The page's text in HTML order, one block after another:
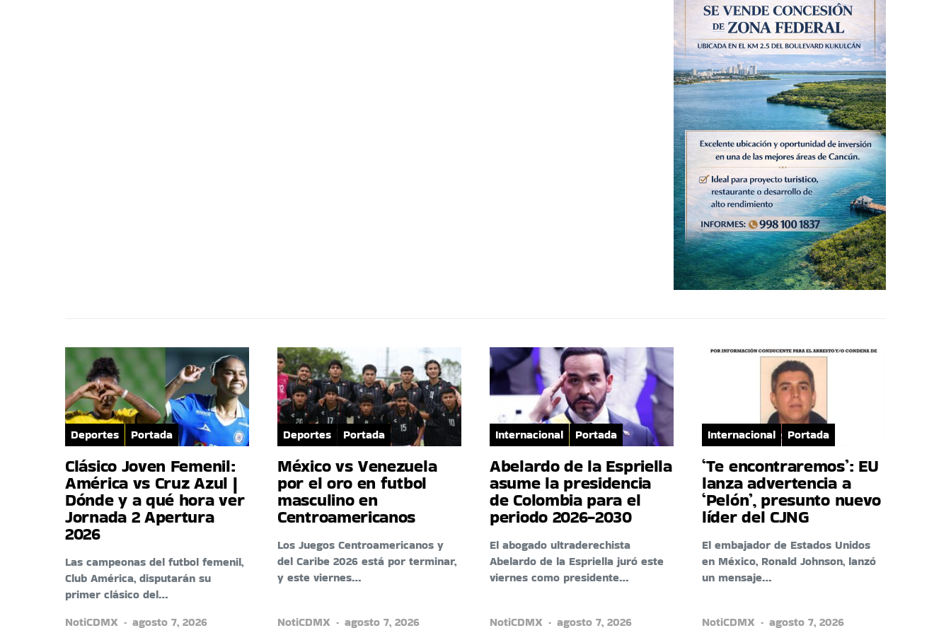
Deportes Portada
Clásico Joven Femenil:
América vs Cruz Azul |
Dónde y a qué hora ver
Jornada 2 Apertura
2026
Las campeonas del futbol femenil,
Club América, disputarán su
primer clásico del…
NotiCDMX
agosto 7, 2026
Deportes Portada
México vs Venezuela
por el oro en futbol
masculino en
Centroamericanos
Los Juegos Centroamericanos y
del Caribe 2026 está por terminar,
y este viernes…
NotiCDMX agosto 7, 2026
Internacional Portada
Abelardo de la Espriella
asume la presidencia
de Colombia para el
periodo 2026-2030
El abogado ultraderechista
Abelardo de la Espriella juró este
viernes como presidente…
NotiCDMX agosto 7, 2026
Internacional Portada
‘Te encontraremos’: EU
lanza advertencia a
‘Pelón’, presunto nuevo
líder del CJNG
El embajador de Estados Unidos
en México, Ronald Johnson, lanzó
un mensaje…
NotiCDMX agosto 7, 2026